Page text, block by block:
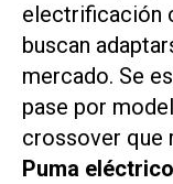
electrificación
buscan
mercado. Se
pase por
crossover que
Puma eléctrico